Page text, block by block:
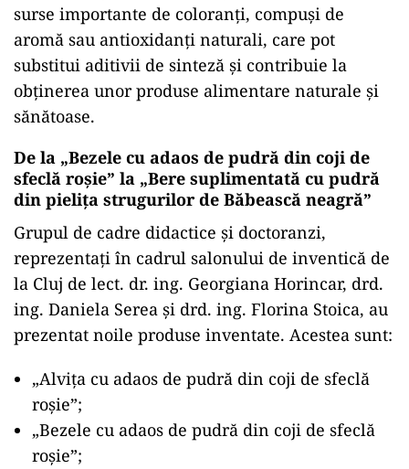
surse importante de coloranți, compuși de
aromă sau antioxidanți naturali, care pot
substitui aditivii de sinteză și contribuie la
obținerea unor produse alimentare naturale și
sănătoase.
De la „Bezele cu adaos de pudră din coji de
sfeclă roșie” la „Bere suplimentată cu pudră
din pielița strugurilor de Băbească neagră”
Grupul de cadre didactice și doctoranzi,
reprezentați în cadrul salonului de inventică de
la Cluj de lect. dr. ing. Georgiana Horincar, drd.
ing. Daniela Serea și drd. ing. Florina Stoica, au
prezentat noile produse inventate. Acestea sunt:
„Alvița cu adaos de pudră din coji de sfeclă
roșie”;
„Bezele cu adaos de pudră din coji de sfeclă
roșie”;